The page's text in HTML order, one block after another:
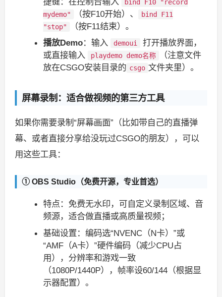
bind F10 "record
mydemo"
（按F10开始）、
bind F11
"stop"
（按F11结束）。
播放Demo：输入 demoui
打开播放界面，
或直接输入
playdemo demo名称
（注意文件
放在CSGO安装目录的 csgo 文件夹里）。
屏幕录制：适合做视频的第三方工具
如果你需要录制“屏幕画面”（比如带自己的直播弹
幕、或者直接分享给没玩过CSGO的朋友），可以
用这些工具：
① OBS Studio（免费开源，专业首选）
特点：免费无水印，可自定义录制区域、音
频源，适合做直播或高质量视频；
基础设置：编码选“NVENC（N卡）”或
“AMF（A卡）”硬件编码（减少CPU占
用），分辨率和游戏一致
（1080P/1440P），帧率设60/144（根据显
示器配置）。